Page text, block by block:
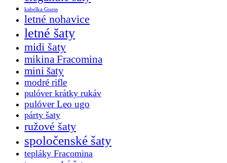
kabelka Guess
letné nohavice
letné šaty
midi šaty
mikina Fracomina
mini šaty
modré rifle
pulóver krátky rukáv
pulóver Leo ugo
párty šaty
ružové šaty
spoločenské šaty
tepláky Fracomina